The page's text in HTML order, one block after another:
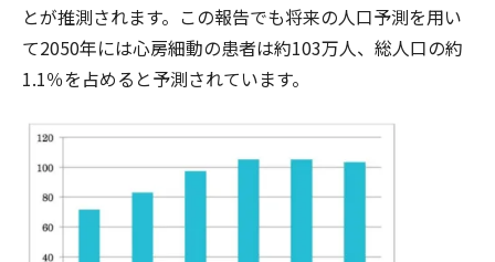
とが推測されます。この報告でも将来の人口予測を用い
て2050年には心房細動の患者は約103万人、総人口の約
1.1％を占めると予測されています。